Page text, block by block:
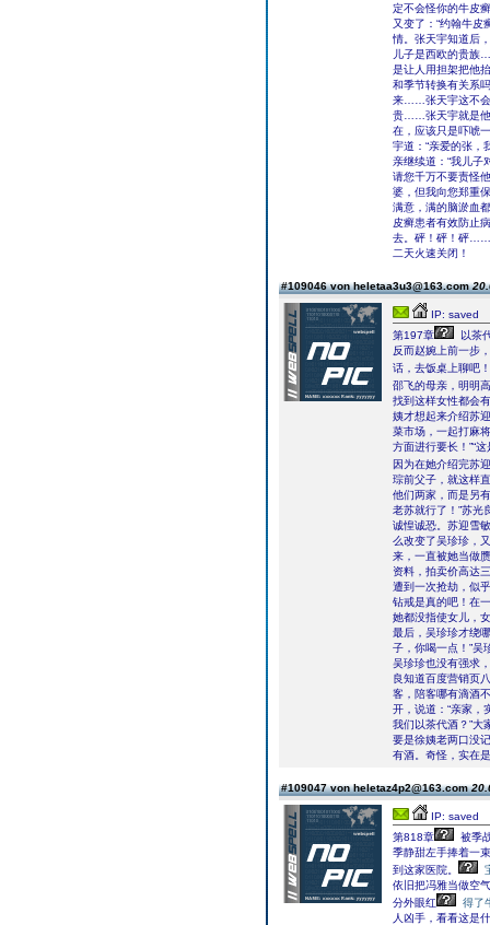
定不会怪你的牛皮
又变了：“约翰牛皮
情。张天宇知道后
儿子是西欧的贵族
是让人用担架把他
和季节转换有关系
来……张天宇这不会
贵……张天宇就是他
在，应该只是吓唬
宇道：“亲爱的张，
亲继续道：“我儿子
请您千万不要责怪
婆，但我向您郑重
满意，满的脑淤血
皮癣患者有效防止
去。砰！砰！砰……
二天火速关闭！
#109046 von heletaa3u3@163.com
IP: saved
第197章
以茶
反而赵婉上前一步
话，去饭桌上聊吧！
邵飞的母亲，明明
找到这样女性都会
姨才想起来介绍苏
菜市场，一起打麻
方面进行要长！”“
因为在她介绍完苏
琮前父子，就这样
他们两家，而是另
老苏就行了！”苏光
诚惶诚恐。苏迎雪
么改变了吴珍珍，
来，一直被她当做
资料，拍卖价高达
遭到一次抢劫，似
钻戒是真的吧！在
她都没指使女儿，
最后，吴珍珍才绕
子，你喝一点！”吴
吴珍珍也没有强求
良知道百度营销页
客，陪客哪有滴酒
开，说道：“亲家
我们以茶代酒？”大
要是徐姨老两口没
有酒。奇怪，实在
#109047 von heletaz4p2@163.com
IP: saved
第818章
被季
季静甜左手捧着一
到这家医院。
依旧把冯雅当做空
分外眼红
得了
人凶手，看看这是